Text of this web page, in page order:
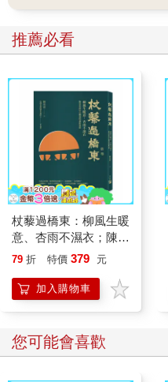
推薦必看
杖藜過橋東：柳風生暖
意、杏雨不濕衣；陳亮
恭談以心轉境的適齡漫
79 折 特價 379 元
加入購物車
您可能會喜歡